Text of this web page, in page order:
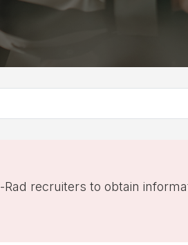
recruiters to obtain